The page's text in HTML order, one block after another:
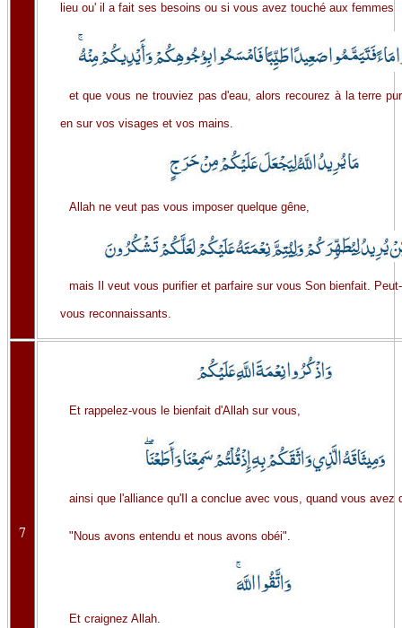
lieu ou' il a fait ses besoins ou si vous avez touché aux femmes
et que vous ne trouviez pas d'eau, alors recourez à la terre
en sur vos visages et vos mains.
Allah ne veut pas vous imposer quelque gêne,
mais Il veut vous purifier et parfaire sur vous Son bienfait.
vous reconnaissants.
7
Et rappelez-vous le bienfait d'Allah sur vous,
ainsi que l'alliance qu'Il a conclue avec vous, quand vous avez
"Nous avons entendu et nous avons obéi".
Et craignez Allah.